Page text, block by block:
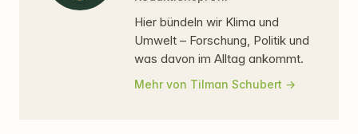
Hier bündeln wir Klima und
Umwelt – Forschung, Politik und
was davon im Alltag ankommt.
Mehr von Tilman Schubert